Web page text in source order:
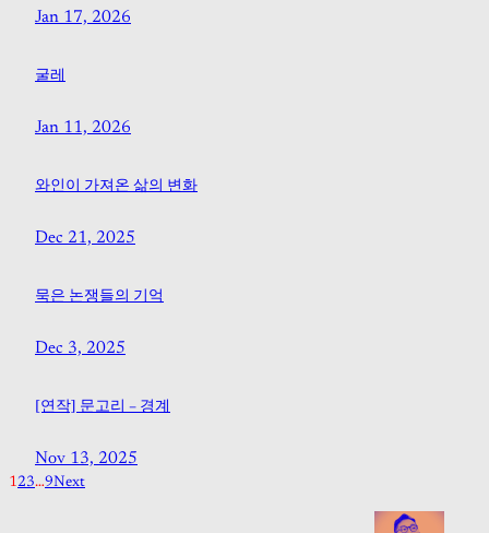
Jan 17, 2026
굴레
Jan 11, 2026
와인이 가져온 삶의 변화
Dec 21, 2025
묵은 논쟁들의 기억
Dec 3, 2025
[연작] 문고리 – 경계
Nov 13, 2025
123…9Next